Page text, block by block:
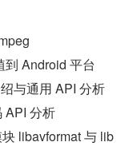
Android 平台
与通用 API 分析
API 分析
libavformat 与 lib